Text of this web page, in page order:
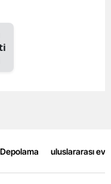
uluslararası